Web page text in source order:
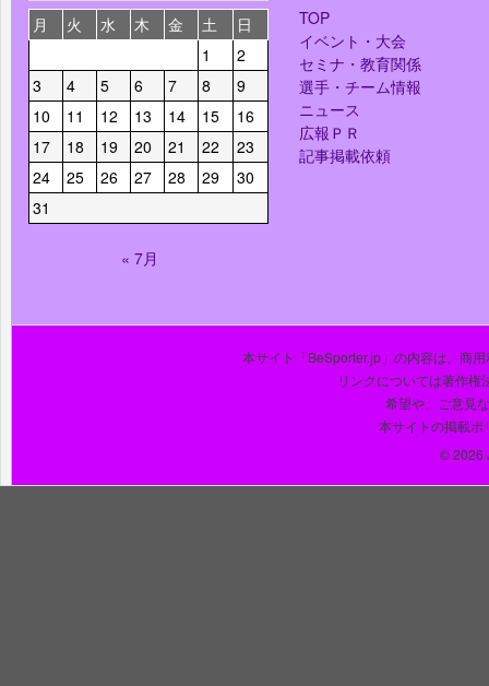
月
火 水 木 金 土
日
1
2
3
4 5 6 7 8
9
10
11 12 13 14 15
16
17
18 19 20 21 22
23
24
25 26 27 28 29
30
31
« 7月
TOP
イベント・大会
セミナ・教育関係
選手・チーム情報
ニュース
広報ＰＲ
記事掲載依頼
本サイト「BeSporter.jp」の内容は、商
リンクについては著作権
希望や、ご意見
本サイトの掲載ポ
© 2026